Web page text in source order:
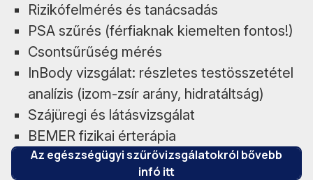
Rizikófelmérés és tanácsadás
PSA szűrés (férfiaknak kiemelten fontos!)
Csontsűrűség mérés
InBody vizsgálat: részletes testösszetétel
analízis (izom-zsír arány, hidratáltság)
Szájüregi és látásvizsgálat
BEMER fizikai érterápia
Az egészségügyi szűrővizsgálatokról bővebb
infó itt